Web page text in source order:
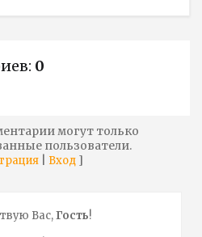
: 0
могут только
пользователи.
Вход ]
Вас,Гость!